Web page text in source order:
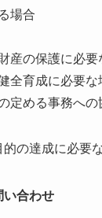
場合
産の保護に必要
全育成に必要な
定める事務へ
の達成に必要
い合わせ